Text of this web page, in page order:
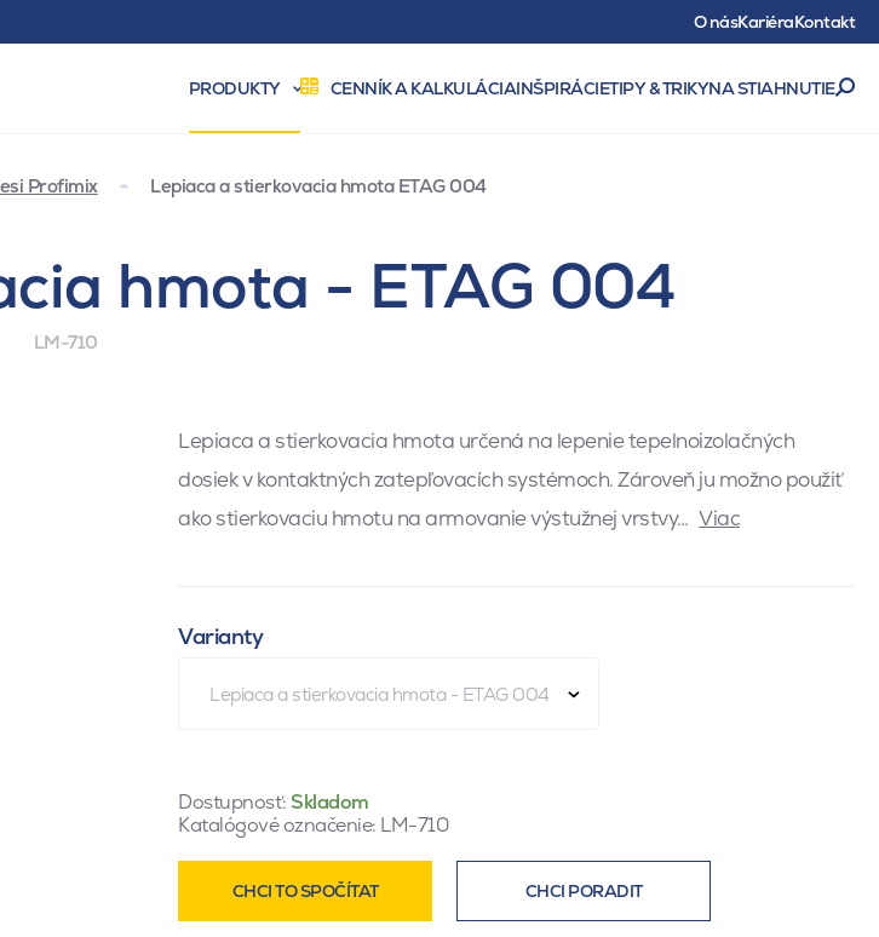
O násKariéraKontakt
PRODUKTY CENNÍK A KALKULÁCIAINŠPIRÁCIETIPY & TRIKYNA STIAHNUTIE
Profimix Lepiaca a stierkovacia hmota ETAG 004
hmota - ETAG 004
LM-710
Lepiaca a stierkovacia hmota určená na lepenie tepelnoizolačných
dosiek v kontaktných zatepľovacích systémoch. Zároveň ju možno použiť
ako stierkovaciu hmotu na armovanie výstužnej vrstvy… Viac
Varianty
Lepiaca a stierkovacia hmota - ETAG 004
Dostupnosť: Skladom
Katalógové označenie: LM-710
CHCI TO SPOČÍTAT CHCI PORADIT